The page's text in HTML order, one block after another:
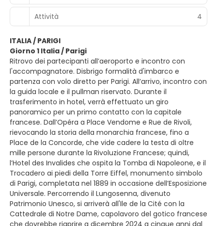
Attività 4
ITALIA / PARIGI
Giorno 1 Italia / Parigi
Ritrovo dei partecipanti all’aeroporto e incontro con
l'accompagnatore. Disbrigo formalità d'imbarco e
partenza con volo diretto per Parigi. All’arrivo, incontro con
la guida locale e il pullman riservato. Durante il
trasferimento in hotel, verrà effettuato un giro
panoramico per un primo contatto con la capitale
francese. Dall’Opéra a Place Vendome e Rue de Rivoli,
rievocando la storia della monarchia francese, fino a
Place de la Concorde, che vide cadere la testa di oltre
mille persone durante la Rivoluzione Francese; quindi,
l’Hotel des Invalides che ospita la Tomba di Napoleone, e il
Trocadero ai piedi della Torre Eiffel, monumento simbolo
di Parigi, completata nel 1889 in occasione dell’Esposizione
Universale. Percorrendo il Lungosenna, divenuto
Patrimonio Unesco, si arriverà all'Ile de la Cité con la
Cattedrale di Notre Dame, capolavoro del gotico francese